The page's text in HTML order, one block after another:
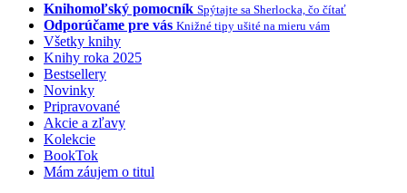
Knihomoľský pomocník Spýtajte sa Sherlocka, čo čítať
Odporúčame pre vás Knižné tipy ušité na mieru vám
Všetky knihy
Knihy roka 2025
Bestsellery
Novinky
Pripravované
Akcie a zľavy
Kolekcie
BookTok
Mám záujem o titul